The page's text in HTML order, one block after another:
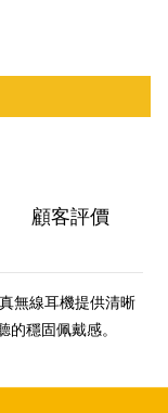
顧客評價
無線耳機提供清晰
穩固佩戴感。